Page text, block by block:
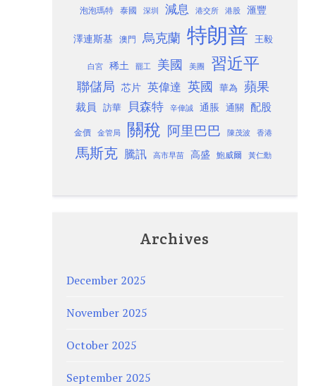
泡泡瑪特 泰國 深圳 減息 港交所 港股 滙豐
澤連斯基 澳門 烏克蘭 特朗普 王毅
白宮 稀土 罷工 美國 美團 習近平
聯儲局 芯片 英偉達 英國 華為 蘋果
裁員 訪華 貝森特 辛偉誠 通脹 通關 配股
金價 金管局 關稅 阿里巴巴 陳茂波 香港
馬斯克 騰訊 高市早苗 高盛 鮑威爾 黃仁勳
Archives
December 2025
November 2025
October 2025
September 2025